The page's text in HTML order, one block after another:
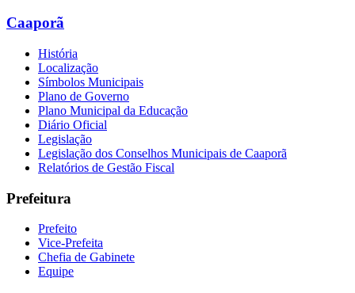
Caaporã
História
Localização
Símbolos Municipais
Plano de Governo
Plano Municipal da Educação
Diário Oficial
Legislação
Legislação dos Conselhos Municipais de Caaporã
Relatórios de Gestão Fiscal
Prefeitura
Prefeito
Vice-Prefeita
Chefia de Gabinete
Equipe